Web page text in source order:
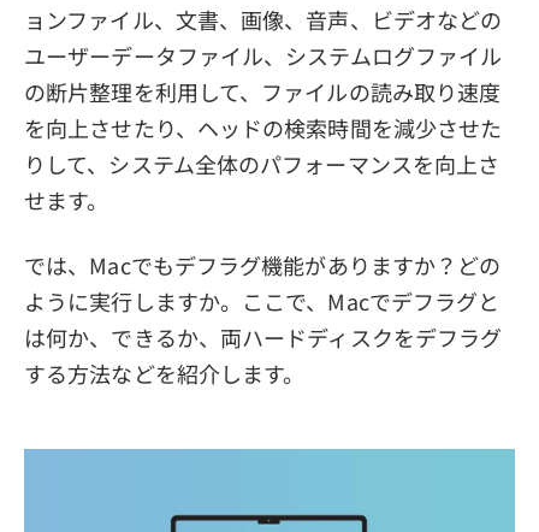
ョンファイル、文書、画像、音声、ビデオなどの
ユーザーデータファイル、システムログファイル
の断片整理を利用して、ファイルの読み取り速度
を向上させたり、ヘッドの検索時間を減少させた
りして、システム全体のパフォーマンスを向上さ
せます。
では、Macでもデフラグ機能がありますか？どの
ように実行しますか。ここで、Macでデフラグと
は何か、できるか、両ハードディスクをデフラグ
する方法などを紹介します。